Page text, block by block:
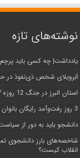
نوشته‌های تازه
یادداشت| ‌چه کسی باید
اَبَر‌ویلای شخص ذی‌نفوذ در
استان البرز در جنگ 12 روزه 7 شهید دانشجو تقدیم انقلاب کرد
3 روز رفت‌وآمد رایگان بانوان در خطوط اتوبوسرانی شهری کرج
دانشجو باید به دور از
شاخصه‌های بارز دانشجوی
انقلاب کیست؟